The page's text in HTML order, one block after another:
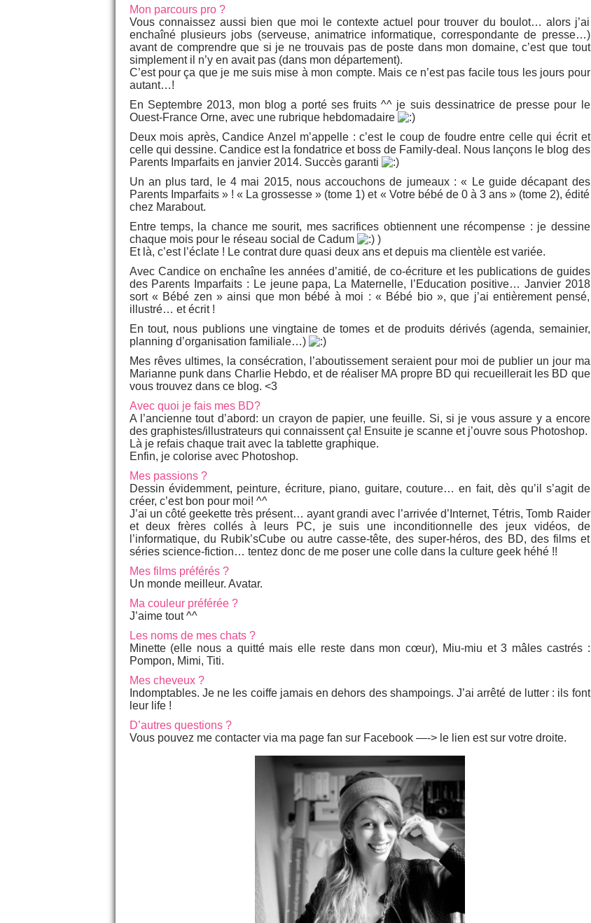
Mon parcours pro ?
Vous connaissez aussi bien que moi le contexte actuel pour trouver du boulot… alors j’ai
enchaîné plusieurs jobs (serveuse, animatrice informatique, correspondante de presse…)
avant de comprendre que si je ne trouvais pas de poste dans mon domaine, c’est que tout
simplement il n’y en avait pas (dans mon département).
C’est pour ça que je me suis mise à mon compte. Mais ce n’est pas facile tous les jours pour
autant…!
En Septembre 2013, mon blog a porté ses fruits ^^ je suis dessinatrice de presse pour le
Ouest-France Orne, avec une rubrique hebdomadaire
Deux mois après, Candice Anzel m’appelle : c’est le coup de foudre entre celle qui écrit et
celle qui dessine. Candice est la fondatrice et boss de Family-deal. Nous lançons le blog des
Parents Imparfaits en janvier 2014. Succès garanti
Un an plus tard, le 4 mai 2015, nous accouchons de jumeaux : « Le guide décapant des
Parents Imparfaits » ! « La grossesse » (tome 1) et « Votre bébé de 0 à 3 ans » (tome 2), édité
chez Marabout.
Entre temps, la chance me sourit, mes sacrifices obtiennent une récompense : je dessine
chaque mois pour le réseau social de Cadum
)
Et là, c’est l’éclate ! Le contrat dure quasi deux ans et depuis ma clientèle est variée.
Avec Candice on enchaîne les années d’amitié, de co-écriture et les publications de guides
des Parents Imparfaits : Le jeune papa, La Maternelle, l’Education positive… Janvier 2018
sort « Bébé zen » ainsi que mon bébé à moi : « Bébé bio », que j’ai entièrement pensé,
illustré… et écrit !
En tout, nous publions une vingtaine de tomes et de produits dérivés (agenda, semainier,
planning d’organisation familiale…)
Mes rêves ultimes, la consécration, l’aboutissement seraient pour moi de publier un jour ma
Marianne punk dans Charlie Hebdo, et de réaliser MA propre BD qui recueillerait les BD que
vous trouvez dans ce blog. <3
Avec quoi je fais mes BD?
A l’ancienne tout d’abord: un crayon de papier, une feuille. Si, si je vous assure y a encore
des graphistes/illustrateurs qui connaissent ça! Ensuite je scanne et j’ouvre sous Photoshop.
Là je refais chaque trait avec la tablette graphique.
Enfin, je colorise avec Photoshop.
Mes passions ?
Dessin évidemment, peinture, écriture, piano, guitare, couture… en fait, dès qu’il s’agit de
créer, c’est bon pour moi! ^^
J’ai un côté geekette très présent… ayant grandi avec l’arrivée d’Internet, Tétris, Tomb Raider
et deux frères collés à leurs PC, je suis une inconditionnelle des jeux vidéos, de
l’informatique, du Rubik’sCube ou autre casse-tête, des super-héros, des BD, des films et
séries science-fiction… tentez donc de me poser une colle dans la culture geek héhé !!
Mes films préférés ?
Un monde meilleur. Avatar.
Ma couleur préférée ?
J’aime tout ^^
Les noms de mes chats ?
Minette (elle nous a quitté mais elle reste dans mon cœur), Miu-miu et 3 mâles castrés :
Pompon, Mimi, Titi.
Mes cheveux ?
Indomptables. Je ne les coiffe jamais en dehors des shampoings. J’ai arrêté de lutter : ils font
leur life !
D’autres questions ?
Vous pouvez me contacter via ma page fan sur Facebook —-> le lien est sur votre droite.